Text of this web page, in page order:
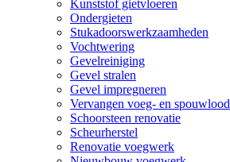
Kunststof gietvloeren
Ondergieten
Stukadoorswerkzaamheden
Vochtwering
Gevelreiniging
Gevel stralen
Gevel impregneren
Vervangen voeg- en spouwlood
Schoorsteen renovatie
Scheurherstel
Renovatie voegwerk